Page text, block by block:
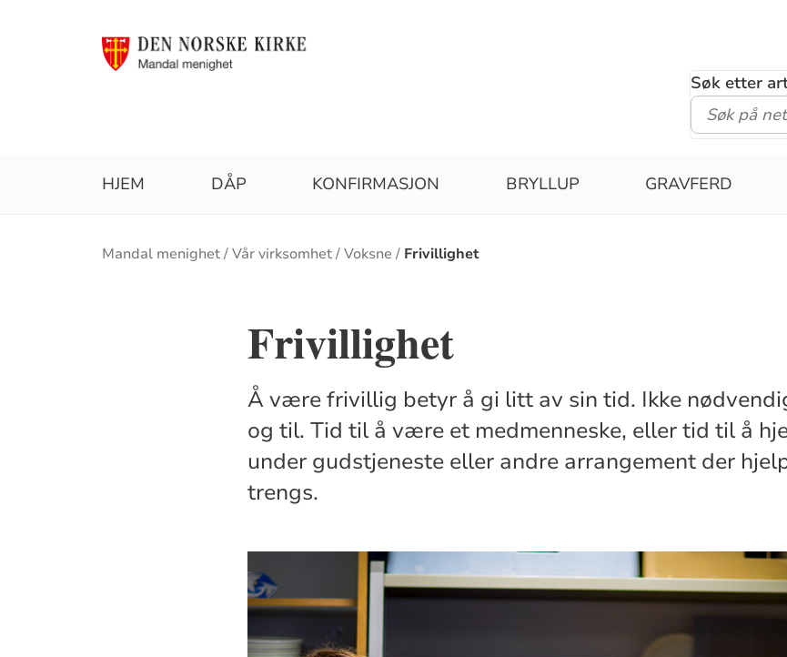
Søk etter
HJEM DÅP KONFIRMASJON BRYLLUP GRAVFERD
Brødsmulesti
Mandal menighet Vår virksomhet Voksne Frivillighet
Frivillighet
Å være frivillig betyr å gi litt av sin tid. Ikke
og til. Tid til å være et medmenneske, eller tid til å
under gudstjeneste eller andre arrangement der
trengs.